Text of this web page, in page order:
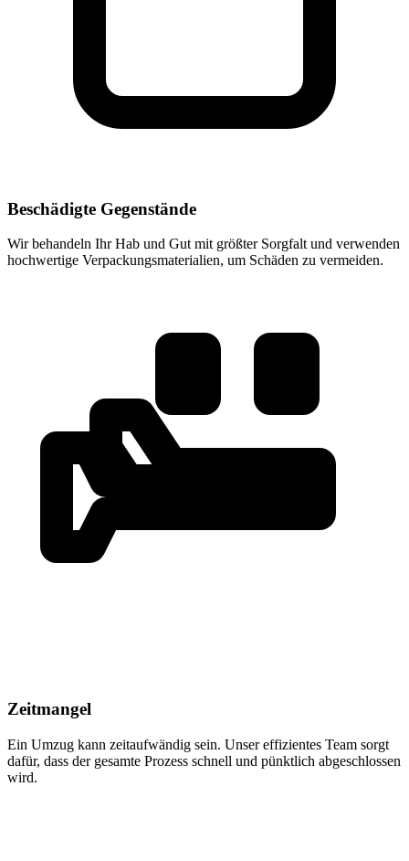
Beschädigte Gegenstände
Wir behandeln Ihr Hab und Gut mit größter Sorgfalt und verwenden
hochwertige Verpackungsmaterialien, um Schäden zu vermeiden.
Zeitmangel
Ein Umzug kann zeitaufwändig sein. Unser effizientes Team sorgt
dafür, dass der gesamte Prozess schnell und pünktlich abgeschlossen
wird.